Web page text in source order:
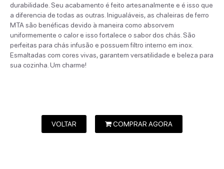
durabilidade. Seu acabamento é feito artesanalmente e é isso que
a diferencia de todas as outras. Inigualáveis, as chaleiras de ferro
MTA são benéficas devido à maneira como absorvem
uniformemente o calor e isso fortalece o sabor dos chás. São
perfeitas para chás infusão e possuem filtro interno em inox.
Esmaltadas com cores vivas, garantem versatilidade e beleza para
sua cozinha. Um charme!
VOLTAR COMPRAR AGORA